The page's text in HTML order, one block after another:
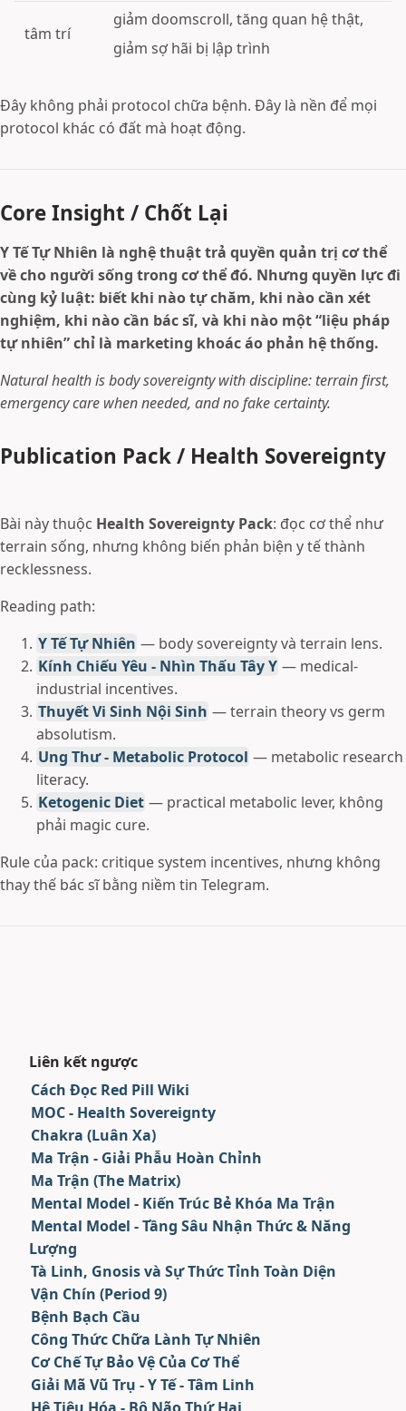
tâm trí
giảm doomscroll, tăng quan hệ thật,
giảm sợ hãi bị lập trình
Đây không phải protocol chữa bệnh. Đây là nền để mọi
protocol khác có đất mà hoạt động.
Core Insight / Chốt Lại
Y Tế Tự Nhiên là nghệ thuật trả quyền quản trị cơ thể
về cho người sống trong cơ thể đó. Nhưng quyền lực đi
cùng kỷ luật: biết khi nào tự chăm, khi nào cần xét
nghiệm, khi nào cần bác sĩ, và khi nào một “liệu pháp
tự nhiên” chỉ là marketing khoác áo phản hệ thống.
Natural health is body sovereignty with discipline: terrain first,
emergency care when needed, and no fake certainty.
Publication Pack / Health Sovereignty
Bài này thuộc Health Sovereignty Pack: đọc cơ thể như
terrain sống, nhưng không biến phản biện y tế thành
recklessness.
Reading path:
Y Tế Tự Nhiên — body sovereignty và terrain lens.
Kính Chiếu Yêu - Nhìn Thấu Tây Y — medical-
industrial incentives.
Thuyết Vi Sinh Nội Sinh — terrain theory vs germ
absolutism.
Ung Thư - Metabolic Protocol — metabolic research
literacy.
Ketogenic Diet — practical metabolic lever, không
phải magic cure.
Rule của pack: critique system incentives, nhưng không
thay thế bác sĩ bằng niềm tin Telegram.
Liên kết ngược
Cách Đọc Red Pill Wiki
MOC - Health Sovereignty
Chakra (Luân Xa)
Ma Trận - Giải Phẫu Hoàn Chỉnh
Ma Trận (The Matrix)
Mental Model - Kiến Trúc Bẻ Khóa Ma Trận
Mental Model - Tầng Sâu Nhận Thức & Năng
Lượng
Tà Linh, Gnosis và Sự Thức Tỉnh Toàn Diện
Vận Chín (Period 9)
Bệnh Bạch Cầu
Công Thức Chữa Lành Tự Nhiên
Cơ Chế Tự Bảo Vệ Của Cơ Thể
Giải Mã Vũ Trụ - Y Tế - Tâm Linh